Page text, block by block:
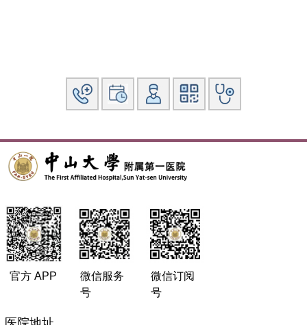
官方 APP
微信服务
号
微信订阅
号